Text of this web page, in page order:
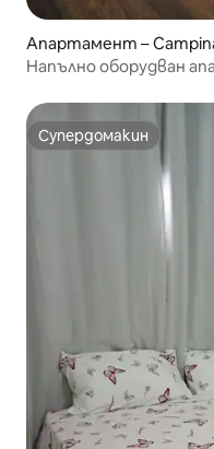
Апартамент –
Напълно оборудван
Супердомакин
Супердомакин